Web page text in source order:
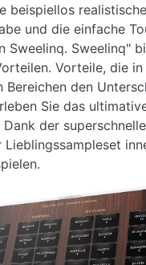
beispiellos realistische
und die einfache
Sweelinq. Sweelinq"
Vorteile, die in
Bereichen den
Sie das
Dank der
Lieblingssampleset